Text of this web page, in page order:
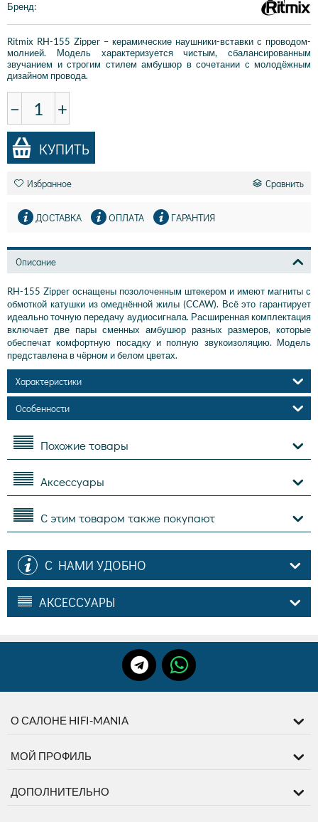
Бренд:
Ritmix RH-155 Zipper – керамические наушники-вставки с проводом-
молнией. Модель характеризуется чистым, сбалансированным
звучанием и строгим стилем амбушюр в сочетании с молодёжным
дизайном провода.
− +
КУПИТЬ
Избранное Сравнить
ДОСТАВКА ОПЛАТА ГАРАНТИЯ
Описание
RH-155 Zipper оснащены позолоченным штекером и имеют магниты с
обмоткой катушки из омеднённой жилы (CCAW). Всё это гарантирует
идеально точную передачу аудиосигнала. Расширенная комплектация
включает две пары сменных амбушюр разных размеров, которые
обеспечат комфортную посадку и полную звукоизоляцию. Модель
представлена в чёрном и белом цветах.
Характеристики
Особенности
Похожие товары
Аксессуары
С этим товаром также покупают
С НАМИ УДОБНО
АКСЕССУАРЫ
О САЛОНЕ HIFI-MANIA
МОЙ ПРОФИЛЬ
ДОПОЛНИТЕЛЬНО